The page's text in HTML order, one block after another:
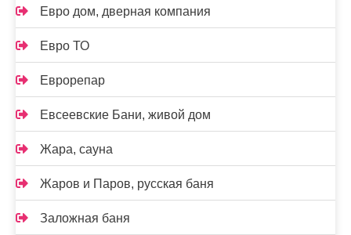
Евро дом, дверная компания
Евро ТО
Еврорепар
Евсеевские Бани, живой дом
Жара, сауна
Жаров и Паров, русская баня
Заложная баня